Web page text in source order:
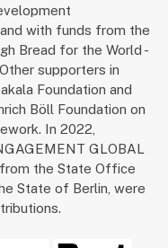
with funds from the
Bread for the World -
supporters in
Foundation and
Böll Foundation on
In 2022,
GLOBAL
the State Office
State of Berlin, were